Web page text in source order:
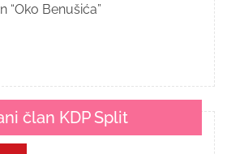
“Oko Benušića”
član KDP Split